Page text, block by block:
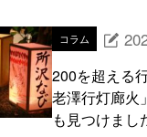
コラム
200を超える
老澤行灯廊火
も見つけまし